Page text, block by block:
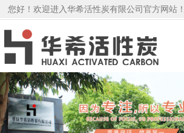
您好！欢迎进入华希活性炭有限公司官方网站！